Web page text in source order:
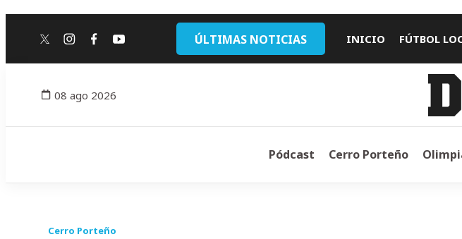
twitterinstagram
facebook
youtube ÚLTIMAS NOTICIAS INICIO FÚTBOL
08 ago 2026
Pódcast Cerro Porteño
Cerro Porteño